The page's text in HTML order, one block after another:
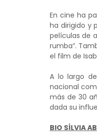
En cine ha
ha dirigido y
películas de
rumba”.
el film de
A lo largo
nacional
más de 30
dada su
BIO SÍLVIA